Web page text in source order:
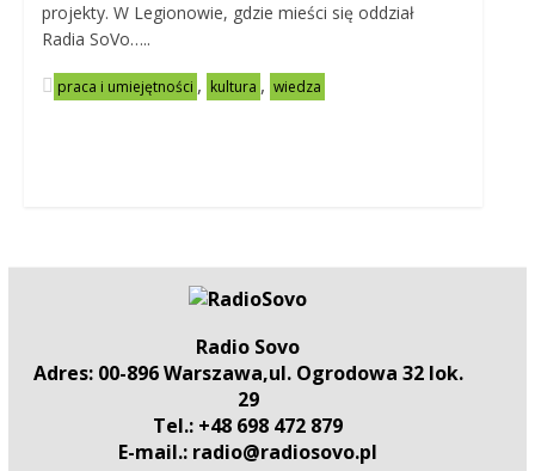
projekty. W Legionowie, gdzie mieści się oddział
Radia SoVo…..
praca i umiejętności , kultura , wiedza
Radio Sovo
Adres: 00-896 Warszawa,ul. Ogrodowa 32 lok.
29
Tel.: +48 698 472 879
E-mail.: radio@radiosovo.pl